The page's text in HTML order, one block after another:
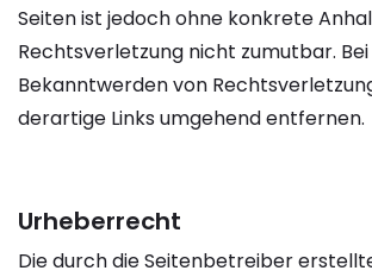
Seiten ist jedoch ohne konkrete
Rechtsverletzung nicht zumutbar. Bei
Bekanntwerden von
derartige Links umgehend entfernen.
Urheberrecht
Die durch die Seitenbetreiber